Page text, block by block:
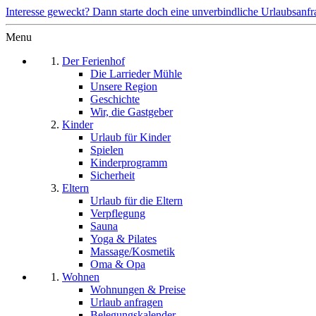
Interesse geweckt? Dann starte doch eine unverbindliche
Menu
Der Ferienhof
Die Larrieder Mühle
Unsere Region
Geschichte
Wir, die Gastgeber
Kinder
Urlaub für Kinder
Spielen
Kinderprogramm
Sicherheit
Eltern
Urlaub für die Eltern
Verpflegung
Sauna
Yoga & Pilates
Massage/Kosmetik
Oma & Opa
Wohnen
Wohnungen & Preise
Urlaub anfragen